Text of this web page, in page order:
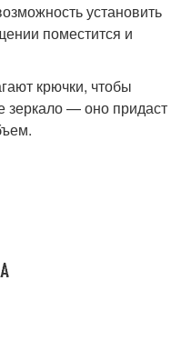
установить
поместится и
крючки, чтобы
зеркало — оно придаст